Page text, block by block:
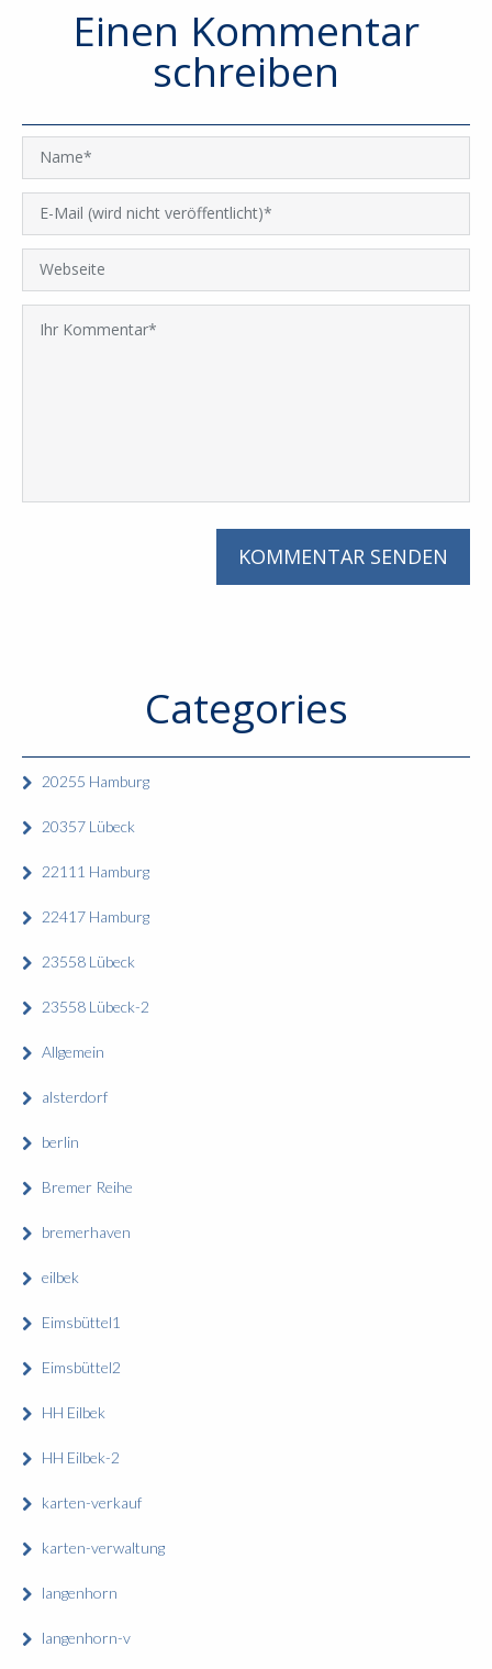
Einen Kommentar
schreiben
Categories
20255 Hamburg
20357 Lübeck
22111 Hamburg
22417 Hamburg
23558 Lübeck
23558 Lübeck-2
Allgemein
alsterdorf
berlin
Bremer Reihe
bremerhaven
eilbek
Eimsbüttel1
Eimsbüttel2
HH Eilbek
HH Eilbek-2
karten-verkauf
karten-verwaltung
langenhorn
langenhorn-v